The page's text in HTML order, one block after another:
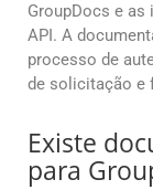
GroupDocs e
API. A
processo de
de solicitação e
Existe
para